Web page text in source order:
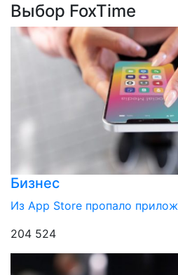
Выбор FoxTime
Бизнес
Из App Store пропало
204 524